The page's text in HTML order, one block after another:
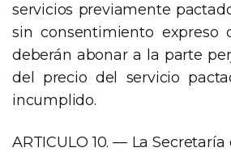
servicios previamente
sin consentimiento expreso
deberán abonar a la parte
del precio del servicio
incumplido.
ARTICULO 10. — La